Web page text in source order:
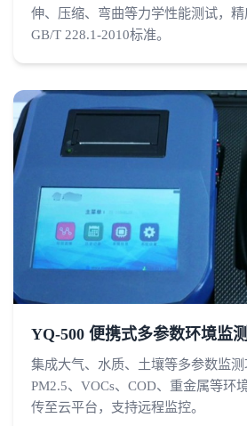
伸、压缩、弯曲等力学性能测试，
GB/T 228.1-2010标准。
YQ-500 便携式多参数环境监
集成大气、水质、土壤等多参数监
PM2.5、VOCs、COD、重金属等环
传至云平台，支持远程监控。